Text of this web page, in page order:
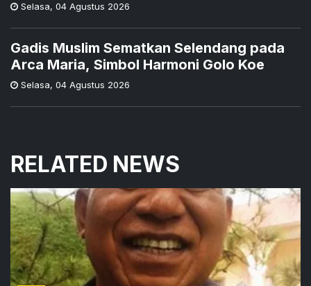
Selasa, 04 Agustus 2026
Gadis Muslim Sematkan Selendang pada
Arca Maria, Simbol Harmoni Golo Koe
Selasa, 04 Agustus 2026
RELATED NEWS